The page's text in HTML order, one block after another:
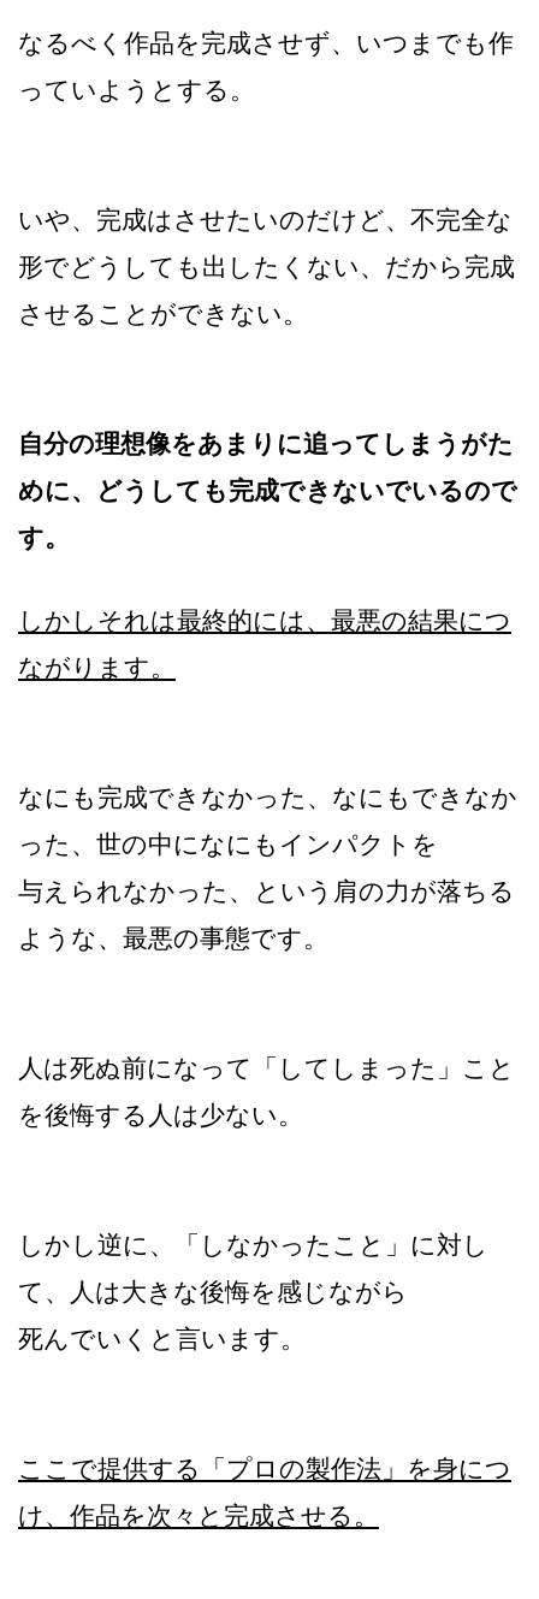
なるべく作品を完成させず、いつまでも作
っていようとする。
いや、完成はさせたいのだけど、不完全な
形でどうしても出したくない、だから完成
させることができない。
自分の理想像をあまりに追ってしまうがた
めに、どうしても完成できないでいるので
す。
しかしそれは最終的には、最悪の結果につ
ながります。
なにも完成できなかった、なにもできなか
った、世の中になにもインパクトを
与えられなかった、という肩の力が落ちる
ような、最悪の事態です。
人は死ぬ前になって「してしまった」こと
を後悔する人は少ない。
しかし逆に、「しなかったこと」に対し
て、人は大きな後悔を感じながら
死んでいくと言います。
ここで提供する「プロの製作法」を身につ
け、作品を次々と完成させる。